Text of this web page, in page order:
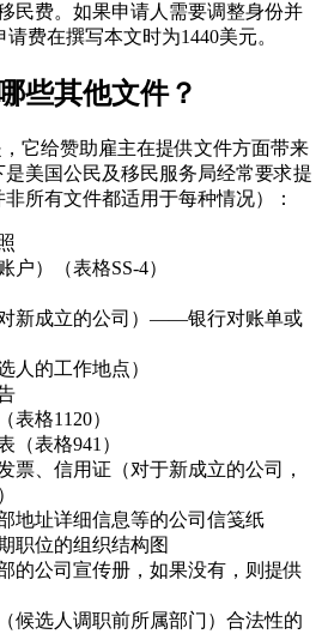
民费。如果申请人需要调整身份并
费在撰写本文时为1440美元。
些其他文件？
它给赞助雇主在提供文件方面带来
美国公民及移民服务局经常要求提
所有文件都适用于每种情况）：
户）（表格SS-4）
新成立的公司）——银行对账单或
人的工作地点）
表格1120）
（表格941）
票、信用证（对于新成立的公司，
地址详细信息等的公司信笺纸
职位的组织结构图
的公司宣传册，如果没有，则提供
候选人调职前所属部门）合法性的